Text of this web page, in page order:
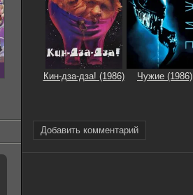
Кин-дза-дза! (1986) Чужие (1986)
Добавить комментарий